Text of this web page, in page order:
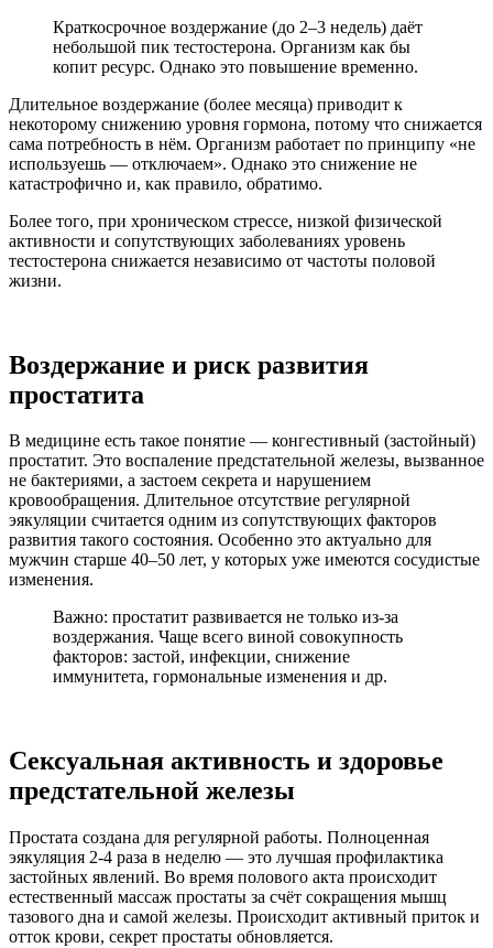
Краткосрочное воздержание (до 2–3 недель) даёт
небольшой пик тестостерона. Организм как бы
копит ресурс. Однако это повышение временно.
Длительное воздержание (более месяца) приводит к
некоторому снижению уровня гормона, потому что снижается
сама потребность в нём. Организм работает по принципу «не
используешь — отключаем». Однако это снижение не
катастрофично и, как правило, обратимо.
Более того, при хроническом стрессе, низкой физической
активности и сопутствующих заболеваниях уровень
тестостерона снижается независимо от частоты половой
жизни.
Воздержание и риск развития
простатита
В медицине есть такое понятие — конгестивный (застойный)
простатит. Это воспаление предстательной железы, вызванное
не бактериями, а застоем секрета и нарушением
кровообращения. Длительное отсутствие регулярной
эякуляции считается одним из сопутствующих факторов
развития такого состояния. Особенно это актуально для
мужчин старше 40–50 лет, у которых уже имеются сосудистые
изменения.
Важно: простатит развивается не только из-за
воздержания. Чаще всего виной совокупность
факторов: застой, инфекции, снижение
иммунитета, гормональные изменения и др.
Сексуальная активность и здоровье
предстательной железы
Простата создана для регулярной работы. Полноценная
эякуляция 2-4 раза в неделю — это лучшая профилактика
застойных явлений. Во время полового акта происходит
естественный массаж простаты за счёт сокращения мышц
тазового дна и самой железы. Происходит активный приток и
отток крови, секрет простаты обновляется.